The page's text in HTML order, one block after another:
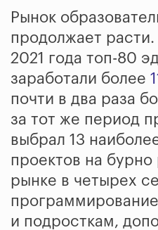
Рынок
продолжает
2021 года топ-80
заработали более
почти в два раза
за тот же период
выбрал 13
проектов на
рынке в четырех
и подросткам,